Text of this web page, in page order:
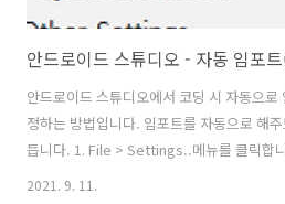
안드로이드 스튜디오 - 자동 임포
안드로이드 스튜디오에서 코딩 시 자동으
정하는 방법입니다. 임포트를 자동으로 해
듭니다. 1. File > Settings..메뉴를 클릭합
Editor > General > Auto Import를 선택하
2021. 9. 11.